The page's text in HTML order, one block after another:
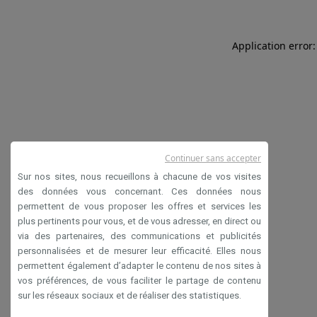
Application
Sur nos sites, nous recueillons à chacune de vos visites
des données vous concernant. Ces données nous
permettent de vous proposer les offres et services les
plus pertinents pour vous, et de vous adresser, en direct ou
via des partenaires, des communications et publicités
personnalisées et de mesurer leur efficacité. Elles nous
permettent également d’adapter le contenu de nos sites à
vos préférences, de vous faciliter le partage de contenu
sur les réseaux sociaux et de réaliser des statistiques.
Continuer sans accepter